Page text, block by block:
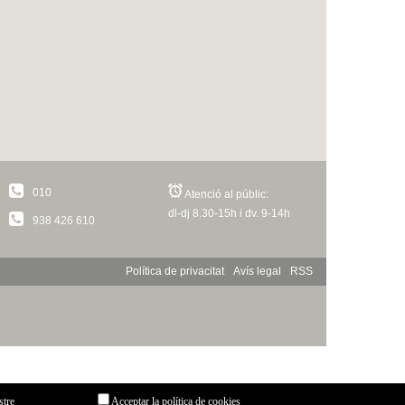
010
938 426 610
Atenció al públic:
dl-dj 8.30-15h i dv. 9-14h
Política de privacitat Avís legal RSS
Acceptar la política de cookies